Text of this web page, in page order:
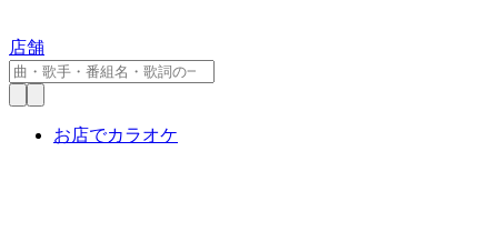
店舗
お店でカラオケ